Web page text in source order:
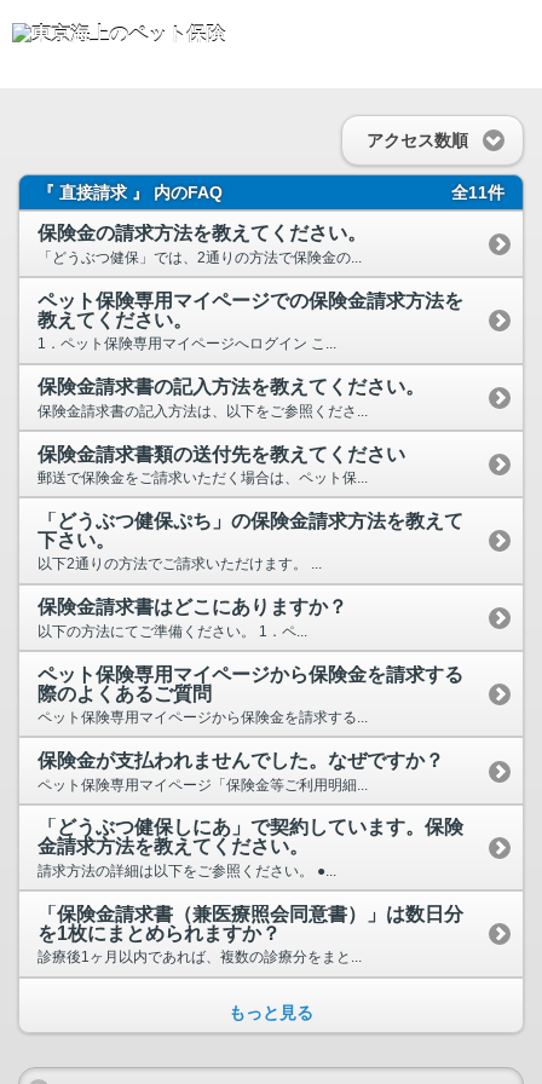
アクセス数順
『 直接請求 』 内のFAQ 全11件
保険金の請求方法を教えてください。
「どうぶつ健保」では、2通りの方法で保険金の...
ペット保険専用マイページでの保険金請求方法を
教えてください。
1．ペット保険専用マイページへログイン こ...
保険金請求書の記入方法を教えてください。
保険金請求書の記入方法は、以下をご参照くださ...
保険金請求書類の送付先を教えてください
郵送で保険金をご請求いただく場合は、ペット保...
「どうぶつ健保ぷち」の保険金請求方法を教えて
下さい。
以下2通りの方法でご請求いただけます。 ...
保険金請求書はどこにありますか？
以下の方法にてご準備ください。 1．ペ...
ペット保険専用マイページから保険金を請求する
際のよくあるご質問
ペット保険専用マイページから保険金を請求する...
保険金が支払われませんでした。なぜですか？
ペット保険専用マイページ「保険金等ご利用明細...
「どうぶつ健保しにあ」で契約しています。保険
金請求方法を教えてください。
請求方法の詳細は以下をご参照ください。 ●...
「保険金請求書（兼医療照会同意書）」は数日分
を1枚にまとめられますか？
診療後1ヶ月以内であれば、複数の診療分をまと...
もっと見る